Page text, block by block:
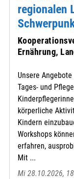
regionalen
Ernährung,
Unsere
Tages- und
körperliche
Kindern
Workshops
erfahren,
Mit ...
Mi 28.10.2026,